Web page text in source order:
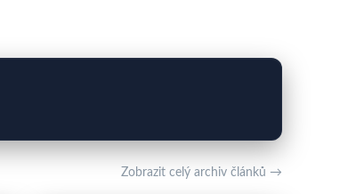
Zobrazit celý archiv článků →